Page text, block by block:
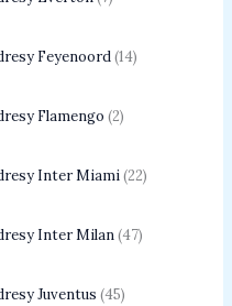
Feyenoord 14
Flamengo 2
Inter Miami 22
Inter Milan 47
Juventus 45